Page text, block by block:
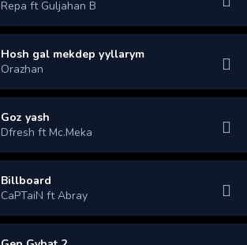
Repa ft Guljahan B
Hosh gal mekdep yyllarym
Orazhan
Goz yash
Dfresh ft Mc.Meka
Billboard
CaPTaiN ft Abray